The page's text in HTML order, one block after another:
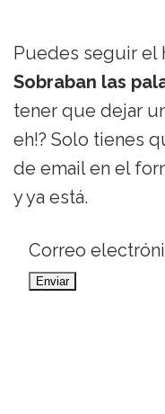
Puedes seguir el
Sobraban las
tener que dejar
eh!? Solo tienes
de email en el
y ya está.
Correo